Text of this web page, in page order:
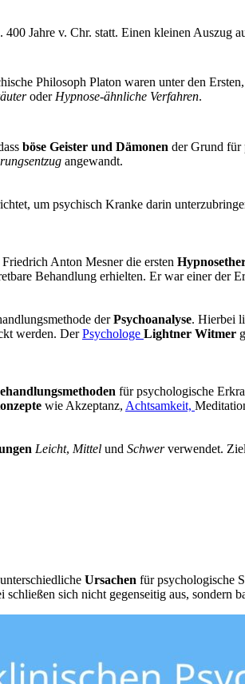
400 Jahre v. Chr. statt. Einen kleinen Auszug
Philosoph Platon waren unter den
oder Hypnose-ähnliche Verfahren.
böse Geister und Dämonen der Grund für
angewandt.
um psychisch Kranke darin
Anton Mesner die ersten
Behandlung erhielten. Er war einer der
derPsychoanalyse. Hierbei
werden. DerPsychologe Lightner Witmer
für psychologische
wie Akzeptanz, Achtsamkeit,
Leicht, Mittel und Schwerverwendet.
Ursachen für psychologische
schließen sich nicht gegenseitig aus, sondern